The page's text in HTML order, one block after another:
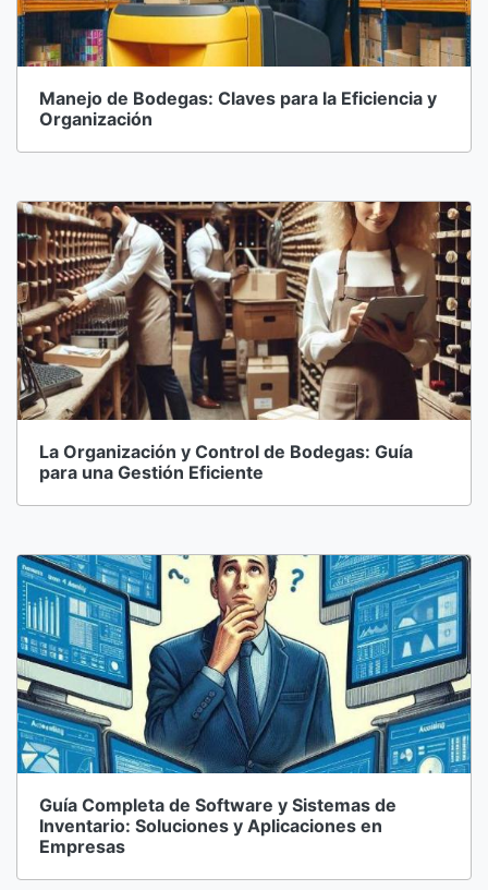
Manejo de Bodegas: Claves para la Eficiencia y
Organización
La Organización y Control de Bodegas: Guía
para una Gestión Eficiente
Guía Completa de Software y Sistemas de
Inventario: Soluciones y Aplicaciones en
Empresas